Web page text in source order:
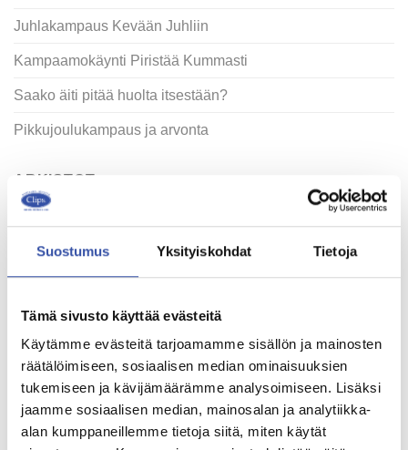
Suostumus Yksityiskohdat Tietoja
Tämä sivusto käyttää evästeitä
Käytämme evästeitä tarjoamamme sisällön ja mainosten
räätälöimiseen, sosiaalisen median ominaisuuksien
tukemiseen ja kävijämäärämme analysoimiseen. Lisäksi
jaamme sosiaalisen median, mainosalan ja analytiikka-
alan kumppaneillemme tietoja siitä, miten käytät
Juhlakampaus Kevään Juhliin
Kampaamokäynti Piristää Kummasti
Saako äiti pitää huolta itsestään?
Pikkujoulukampaus ja arvonta
ARKISTOT
helmikuu 2019
marraskuu 2018
syyskuu 2018
helmikuu 2018